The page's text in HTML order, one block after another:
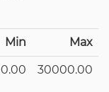
Min Max
30000.00